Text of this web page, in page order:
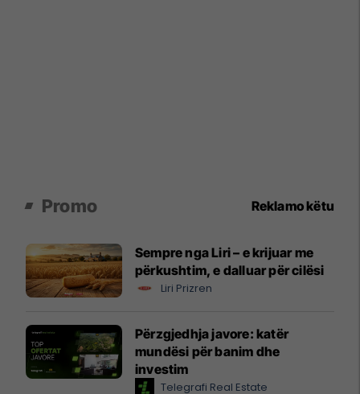
Promo Reklamo këtu
Sempre nga Liri – e krijuar me
përkushtim, e dalluar për cilësi
Liri Prizren
Përzgjedhja javore: katër
mundësi për banim dhe
investim
Telegrafi Real Estate